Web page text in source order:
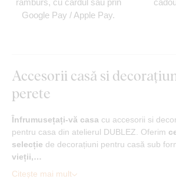
Google Pay / Apple Pay.
Accesorii casă si
perete
Înfrumusețați-vă casa cu accesorii si
pentru casa din atelierul DUBLEZ. Oferim
selecție de decorațiuni pentru casă sub
vieții,…
Citește mai mult